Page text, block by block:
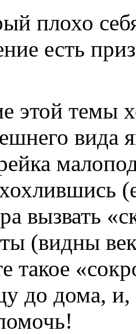
плохо
есть
этой темы
вида
вызвать
(видны
такое
до дома,